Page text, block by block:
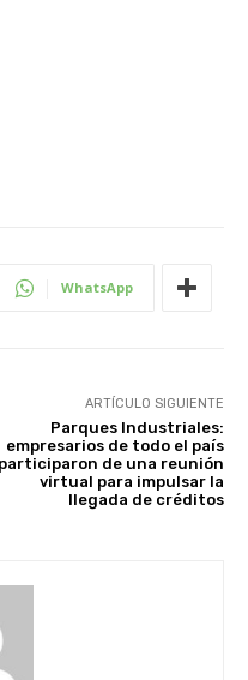
WhatsApp
ARTÍCULO SIGUIENTE
Parques Industriales:
empresarios de todo el país
participaron de una reunión
virtual para impulsar la
llegada de créditos